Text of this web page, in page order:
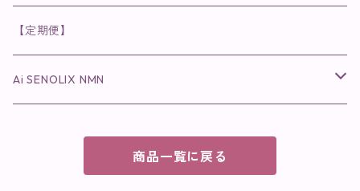
パック・マスク
保湿ジェル・クリーム
ラディール
リップカラー
メイク小物
ヘアファンデーション
◉スペシャルケア
◉肌悩み
エイジングトラブル
保湿ジェル・クリーム
リップ
マスク・パック
化粧水
クレンジング・洗顔
◉MESシリーズ
アイライナー
洗顔
インナーケア
【定期便】
Ai SENOLIX NMN
商品一覧に戻る